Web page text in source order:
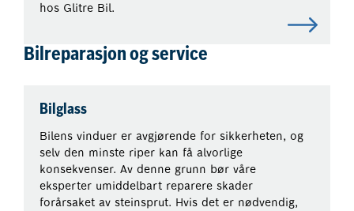
hos Glitre Bil.
Bilreparasjon og service
Bilglass
Bilens vinduer er avgjørende for sikkerheten, og
selv den minste riper kan få alvorlige
konsekvenser. Av denne grunn bør våre
eksperter umiddelbart reparere skader
forårsaket av steinsprut. Hvis det er nødvendig,